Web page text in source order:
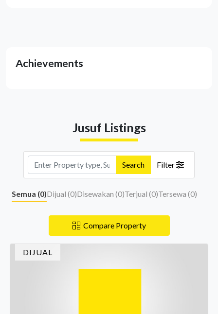
Achievements
Jusuf Listings
Search Filter
Semua (0)Dijual (0)Disewakan (0)Terjual (0)Tersewa (0)
Compare Property
DIJUAL